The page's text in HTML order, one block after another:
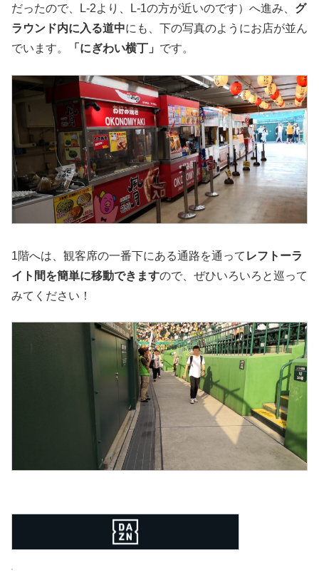
だったので、L-2より、L-1の方が近いのです）へ進み、 グ
ラウンド内に入る道中にも、下の写真のようにお店が並ん
でいます。
「にぎわい横丁」 です。
1階へは、観客席の一番下にある通路を通って レフトーラ
イト間を簡単に移動できますので、ぜひいろいろと巡って
みてください！